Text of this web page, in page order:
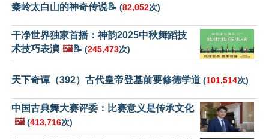
秦岭太白山的神奇传说📝 (82,052次)
干净世界独家首播：神韵2025中秋舞蹈技
术技巧表演 🖼️📝 (245,473次)
天下奇谭（392）古代皇帝登基前要修德学道 (101,514次)
中国古典舞大赛评委：比赛意义是传承文化
🖼️ (413,716次)